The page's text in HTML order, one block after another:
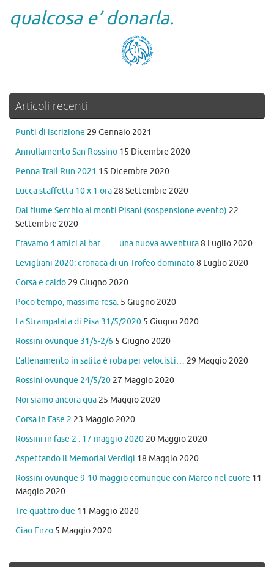
qualcosa e’ donarla.
Articoli recenti
Punti di iscrizione 29 Gennaio 2021
Annullamento San Rossino 15 Dicembre 2020
Penna Trail Run 2021 15 Dicembre 2020
Lucca staffetta 10 x 1 ora 28 Settembre 2020
Dal fiume Serchio ai monti Pisani (sospensione evento) 22
Settembre 2020
Eravamo 4 amici al bar ……una nuova avventura8 Luglio 2020
Levigliani 2020: cronaca di un Trofeo dominato8 Luglio 2020
Corsa e caldo 29 Giugno 2020
Poco tempo, massima resa. 5 Giugno 2020
La Strampalata di Pisa 31/5/2020 5 Giugno 2020
Rossini ovunque 31/5-2/6 5 Giugno 2020
L’allenamento in salita è roba per velocisti… 29 Maggio 2020
Rossini ovunque 24/5/20 27 Maggio 2020
Noi siamo ancora qua 25 Maggio 2020
Corsa in Fase 2 23 Maggio 2020
Rossini in fase 2 : 17 maggio 2020 20 Maggio 2020
Aspettando il Memorial Verdigi 18 Maggio 2020
Rossini ovunque 9-10 maggio comunque con Marco nel cuore 11
Maggio 2020
Tre quattro due 11 Maggio 2020
Ciao Enzo 5 Maggio 2020